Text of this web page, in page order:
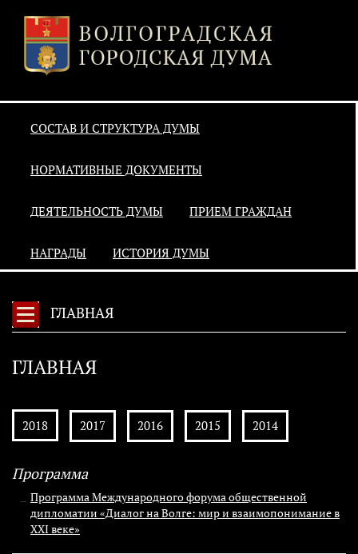
СОСТАВ И СТРУКТУРА ДУМЫ
НОРМАТИВНЫЕ ДОКУМЕНТЫ
ДЕЯТЕЛЬНОСТЬ ДУМЫ ПРИЕМ ГРАЖДАН
НАГРАДЫ ИСТОРИЯ ДУМЫ
ГЛАВНАЯ
ГЛАВНАЯ
2018 2017 2016 2015 2014
Программа
Программа Международного форума общественной
дипломатии «Диалог на Волге: мир и взаимопонимание в
XXI веке»